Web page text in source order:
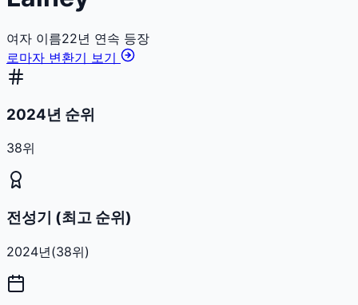
여자 이름22년 연속 등장
로마자 변환기 보기
2024년 순위
38위
전성기 (최고 순위)
2024년(38위)